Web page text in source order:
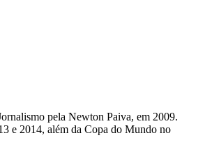
pela Newton Paiva, em 2009.
e 2014, além da Copa do Mundo no